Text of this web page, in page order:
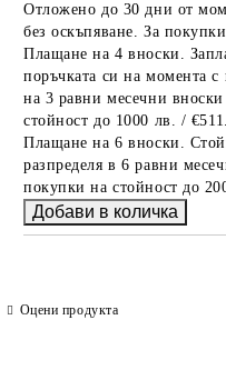
Отложено до 30 дни от
без оскъпяване. За
Плащане на 4 вноски.
поръчката си на момента с
на 3 равни месечни
стойност до 1000 лв. /
Плащане на 6 вноски.
разпределя в 6 равни
покупки на стойност до
Оцени продукта